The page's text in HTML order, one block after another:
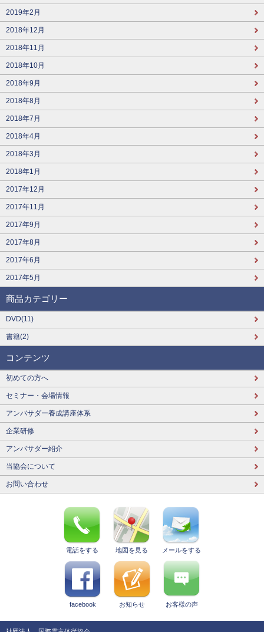
2019年2月
2018年12月
2018年11月
2018年10月
2018年9月
2018年8月
2018年7月
2018年4月
2018年3月
2018年1月
2017年12月
2017年11月
2017年9月
2017年8月
2017年6月
2017年5月
商品カテゴリー
DVD(11)
書籍(2)
コンテンツ
初めての方へ
セミナー・会場情報
アンバサダー養成講座体系
企業研修
アンバサダー紹介
当協会について
お問い合わせ
電話をする 地図を見る メールをする
facebook お知らせ お客様の声